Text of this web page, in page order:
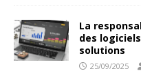
La
des
solutions
25/09/2025